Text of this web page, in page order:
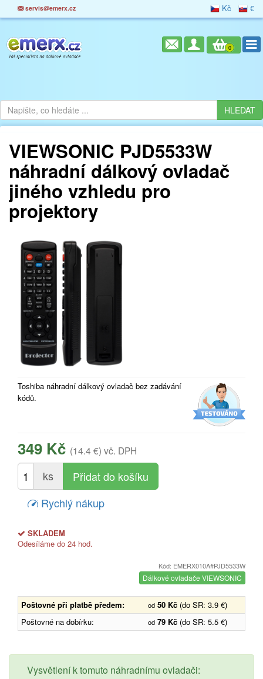
servis@emerx.cz Kč €
0
VIEWSONIC PJD5533W
náhradní dálkový ovladač
jiného vzhledu pro
projektory
Toshiba náhradní dálkový ovladač bez zadávání
kódů.
349 Kč (14.4 €) vč. DPH
ks
Rychlý nákup
SKLADEM
Odesíláme do 24 hod.
Kód: EMERX010A#PJD5533W
Dálkové ovladače VIEWSONIC
Poštovné při platbě předem: od 50 Kč (do SR: 3.9 €)
Poštovné na dobírku:
od 79 Kč (do SR: 5.5 €)
Vysvětlení k tomuto náhradnímu ovladači: